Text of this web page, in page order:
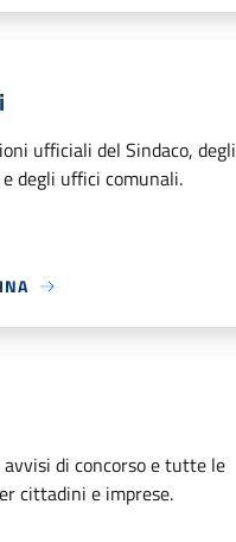
ufficiali del Sindaco, degli
degli uffici comunali.
avvisi di concorso e tutte le
cittadini e imprese.